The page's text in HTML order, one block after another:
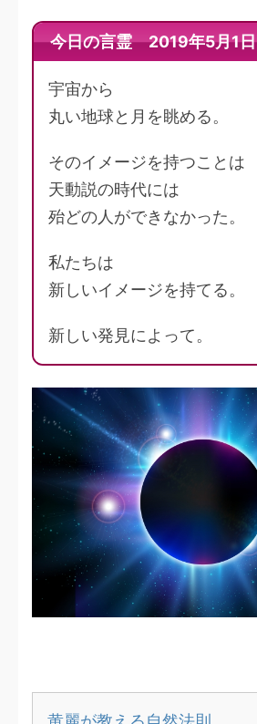
今日の言霊 2019年5月1日
宇宙から
丸い地球と月を眺める。
そのイメージを持つことは
天動説の時代には
殆どの人ができなかった。
私たちは
新しいイメージを持てる。
新しい発見によって。